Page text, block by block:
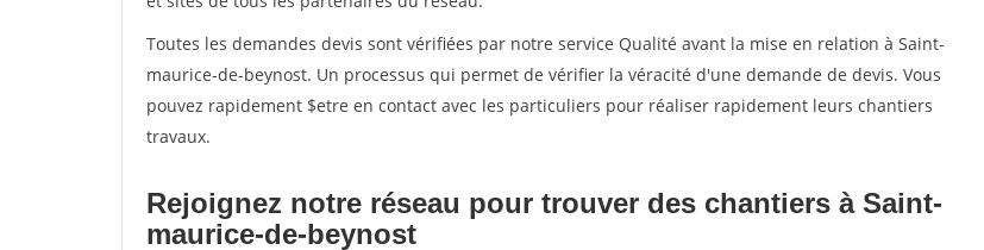
Toutes les demandes devis sont vérifiées par notre service Qualité avant la mise en relation à Saint-
maurice-de-beynost. Un processus qui permet de vérifier la véracité d'une demande de devis. Vous
pouvez rapidement $etre en contact avec les particuliers pour réaliser rapidement leurs chantiers
travaux.
Rejoignez notre réseau pour trouver des chantiers à Saint-
maurice-de-beynost